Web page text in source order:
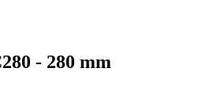
- 280 mm